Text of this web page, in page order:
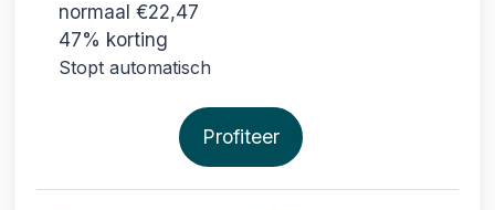
normaal €22,47
47% korting
Stopt automatisch
Profiteer